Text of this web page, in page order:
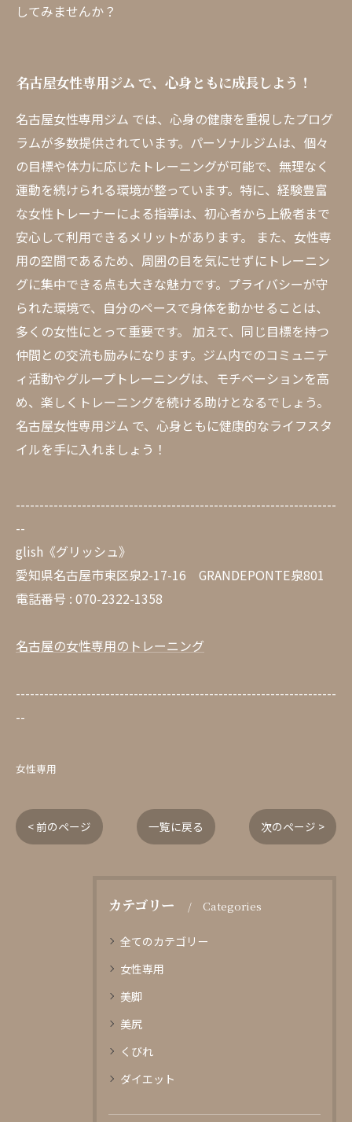
してみませんか？
名古屋女性専用ジム で、心身ともに成長しよう！
名古屋女性専用ジム では、心身の健康を重視したプログ
ラムが多数提供されています。パーソナルジムは、個々
の目標や体力に応じたトレーニングが可能で、無理なく
運動を続けられる環境が整っています。特に、経験豊富
な女性トレーナーによる指導は、初心者から上級者まで
安心して利用できるメリットがあります。 また、女性専
用の空間であるため、周囲の目を気にせずにトレーニン
グに集中できる点も大きな魅力です。プライバシーが守
られた環境で、自分のペースで身体を動かせることは、
多くの女性にとって重要です。 加えて、同じ目標を持つ
仲間との交流も励みになります。ジム内でのコミュニテ
ィ活動やグループトレーニングは、モチベーションを高
め、楽しくトレーニングを続ける助けとなるでしょう。
名古屋女性専用ジム で、心身ともに健康的なライフスタ
イルを手に入れましょう！
--------------------------------------------------------------------
--
glish《グリッシュ》
愛知県名古屋市東区泉2-17-16 GRANDEPONTE泉801
電話番号 : 070-2322-1358
名古屋の女性専用のトレーニング
--------------------------------------------------------------------
--
女性専用
< 前のページ 一覧に戻る 次のページ >
カテゴリー Categories
全てのカテゴリー
女性専用
美脚
美尻
くびれ
ダイエット